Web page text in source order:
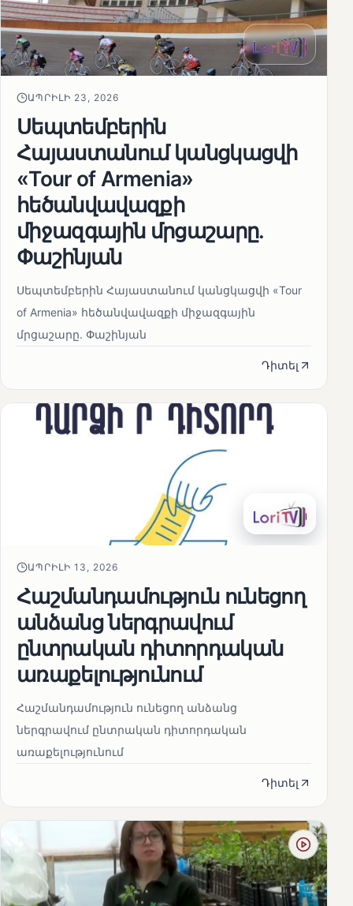
ԱՊՐԻԼԻ 23, 2026
Սեպտեմբերին
Հայաստանում կանցկացվի
«Tour of Armenia»
հեծանվավազքի
միջազգային մրցաշարը.
Փաշինյան
Սեպտեմբերին Հայաստանում կանցկացվի «Tour
of Armenia» հեծանվավազքի միջազգային
մրցաշարը. Փաշինյան
Դիտել
ԱՊՐԻԼԻ 13, 2026
Հաշմանդամություն ունեցող
անձանց ներգրավում
ընտրական դիտորդական
առաքելությունում
Հաշմանդամություն ունեցող անձանց
ներգրավում ընտրական դիտորդական
առաքելությունում
Դիտել